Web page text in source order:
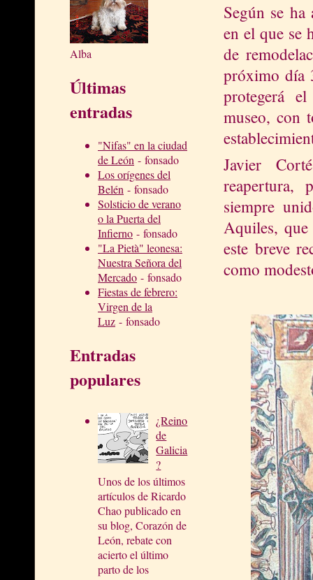
Alba
Últimas
entradas
"Nifas" en la ciudad
de León - fonsado
Los orígenes del
Belén - fonsado
Solsticio de verano
o la Puerta del
Infierno - fonsado
"La Pietà" leonesa:
Nuestra Señora del
Mercado - fonsado
Fiestas de febrero:
Virgen de la
Luz - fonsado
Entradas
populares
¿Reino
de
Galicia
?
Unos de los últimos
artículos de Ricardo
Chao publicado en
su blog, Corazón de
León, rebate con
acierto el último
parto de los
Según se
en el que se
de
próximo día
protegerá
museo, con
Javier
reapertura,
siempre
Aquiles,
este breve
como